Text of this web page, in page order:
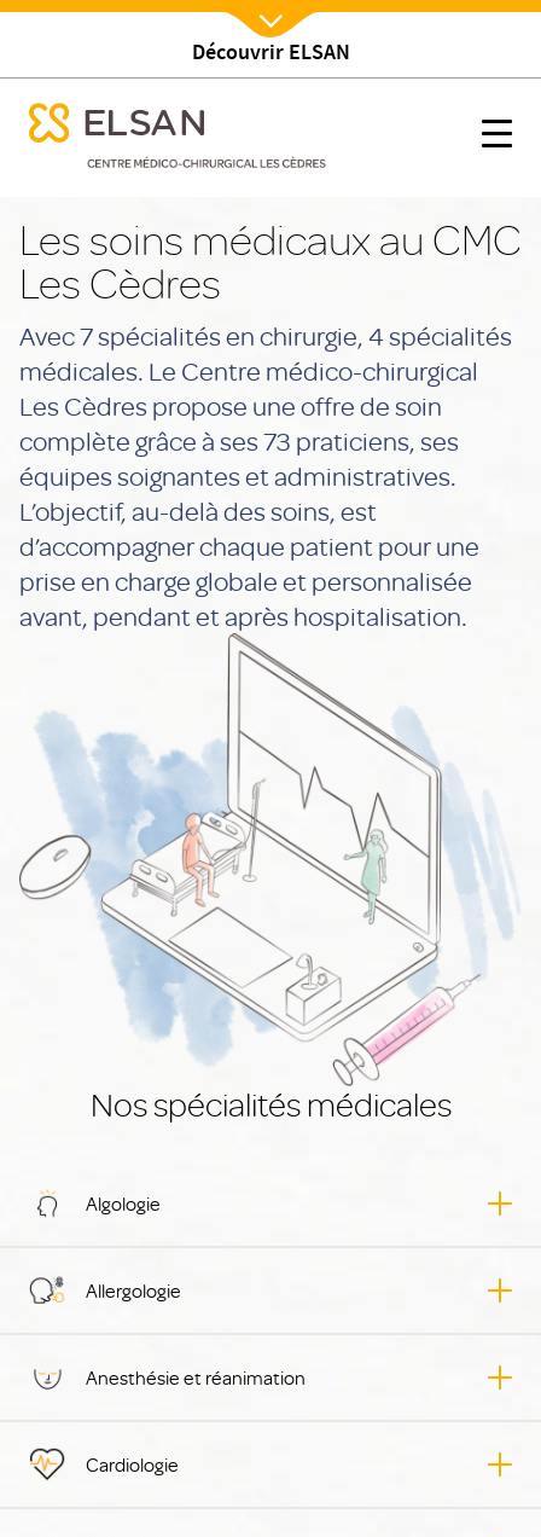
contenu
principal
Découvrir ELSAN
Soins
menu mobile
Nx:Afficher menu
menu mobile
Les soins médicaux au CMC
Les Cèdres
Avec 7 spécialités en chirurgie, 4 spécialités
médicales. Le Centre médico-chirurgical
Les Cèdres propose une offre de soin
complète grâce à ses 73 praticiens, ses
équipes soignantes et administratives.
L’objectif, au-delà des soins, est
d’accompagner chaque patient pour une
prise en charge globale et personnalisée
avant, pendant et après hospitalisation.
Nos spécialités médicales
Algologie
Allergologie
Anesthésie et réanimation
Cardiologie